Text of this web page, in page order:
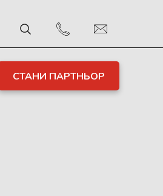
СТАНИ ПАРТНЬОР